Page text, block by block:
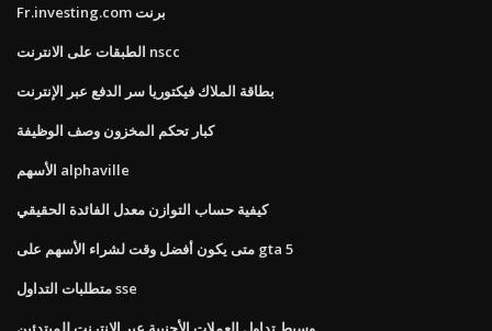
Fr.investing.com برنت
الطبقات على الانترنت nscc
بطاقة الملاك فيكتوريا سر الدفع عبر الإنترنت
كبار تحكم المخزون وصف الوظيفة
الأسهم alphaville
كيفية حساب التوازن معدل الفائدة الحقيقي
متى يكون أفضل وقت لشراء الأسهم على gta 5
متطلبات التداول sse